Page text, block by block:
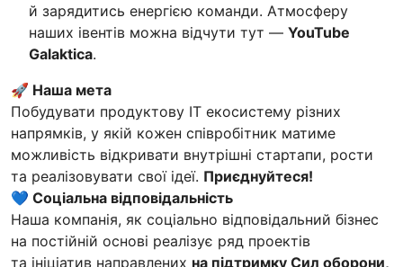
й зарядитись енергією команди. Атмосферу
наших івентів можна відчути тут — YouTube
Galaktica.
🚀 Наша мета
Побудувати продуктову IT екосистему різних
напрямків, у якій кожен співробітник матиме
можливість відкривати внутрішні стартапи, рости
та реалізовувати свої ідеї. Приєднуйтеся!
💙 Соціальна відповідальність
Наша компанія, як соціально відповідальний бізнес
на постійній основі реалізує ряд проектів
та ініціатив направлених на підтримку Сил оборони,